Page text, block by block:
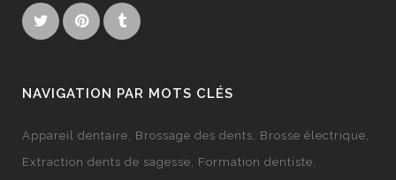
NAVIGATION PAR MOTS CLÉS
Appareil dentaire Brossage des dents
Brosse électrique
Extraction dents de sagesse
Formation dentiste